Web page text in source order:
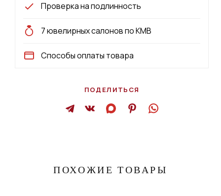
Проверка на подлинность
7 ювелирных салонов по КМВ
Способы оплаты товара
ПОДЕЛИТЬСЯ
ПОХОЖИЕ ТОВАРЫ